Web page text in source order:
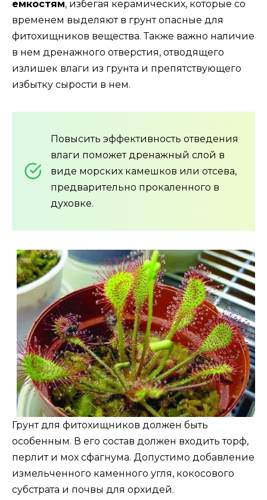
емкостям, избегая керамических, которые со
временем выделяют в грунт опасные для
фитохищников вещества. Также важно наличие
в нем дренажного отверстия, отводящего
излишек влаги из грунта и препятствующего
избытку сырости в нем.
Повысить эффективность отведения
влаги поможет дренажный слой в
виде морских камешков или отсева,
предварительно прокаленного в
духовке.
Грунт для фитохищников должен быть
особенным. В его состав должен входить торф,
перлит и мох сфагнума. Допустимо добавление
измельченного каменного угля, кокосового
субстрата и почвы для орхидей.